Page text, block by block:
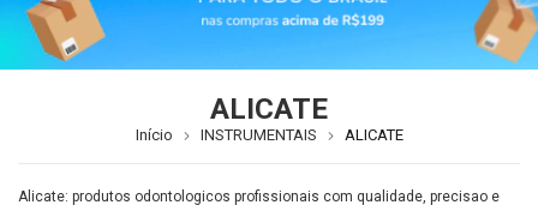
ALICATE
Início INSTRUMENTAIS ALICATE
Alicate: produtos odontologicos profissionais com qualidade, precisao e